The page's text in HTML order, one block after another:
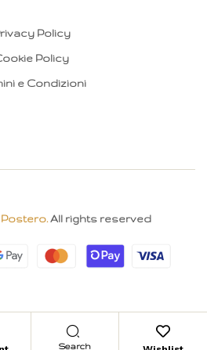
Search
Policy
Policy
e Condizioni
Postero. All rights reserved